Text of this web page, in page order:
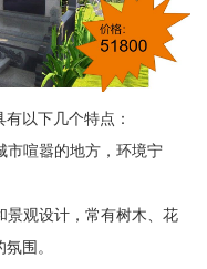
以下几个特点：
喧嚣的地方，环境宁
观设计，常有树木、花
围。